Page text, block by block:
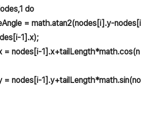
do
= math.atan2(nodes[i].y-nodes[i
1].x);
1].x+tailLength*math.cos(n
1].y+tailLength*math.sin(no